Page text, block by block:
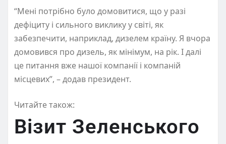
“Мені потрібно було домовитися, що у разі
дефіциту і сильного виклику у світі, як
забезпечити, наприклад, дизелем країну. Я вчора
домовився про дизель, як мінімум, на рік. І далі
це питання вже нашої компанії і компаній
місцевих”, – додав президент.
Читайте також:
Візит Зеленського